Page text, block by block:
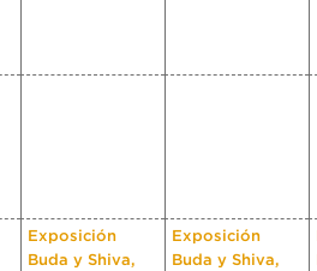
Exposición
Buda y Shiva,
Exposición
Buda y Shiva,